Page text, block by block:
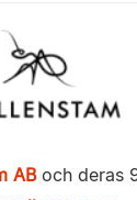
ABoch deras